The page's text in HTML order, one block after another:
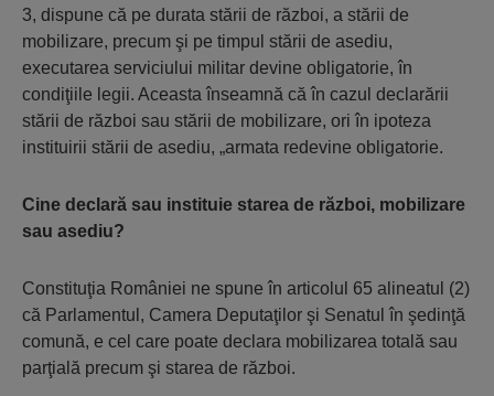
3, dispune că pe durata stării de război, a stării de
mobilizare, precum şi pe timpul stării de asediu,
executarea serviciului militar devine obligatorie, în
condiţiile legii. Aceasta înseamnă că în cazul declarării
stării de război sau stării de mobilizare, ori în ipoteza
instituirii stării de asediu, „armata redevine obligatorie.
Cine declară sau instituie starea de război, mobilizare
sau asediu?
Constituţia României ne spune în articolul 65 alineatul (2)
că Parlamentul, Camera Deputaţilor şi Senatul în şedinţă
comună, e cel care poate declara mobilizarea totală sau
parţială precum şi starea de război.